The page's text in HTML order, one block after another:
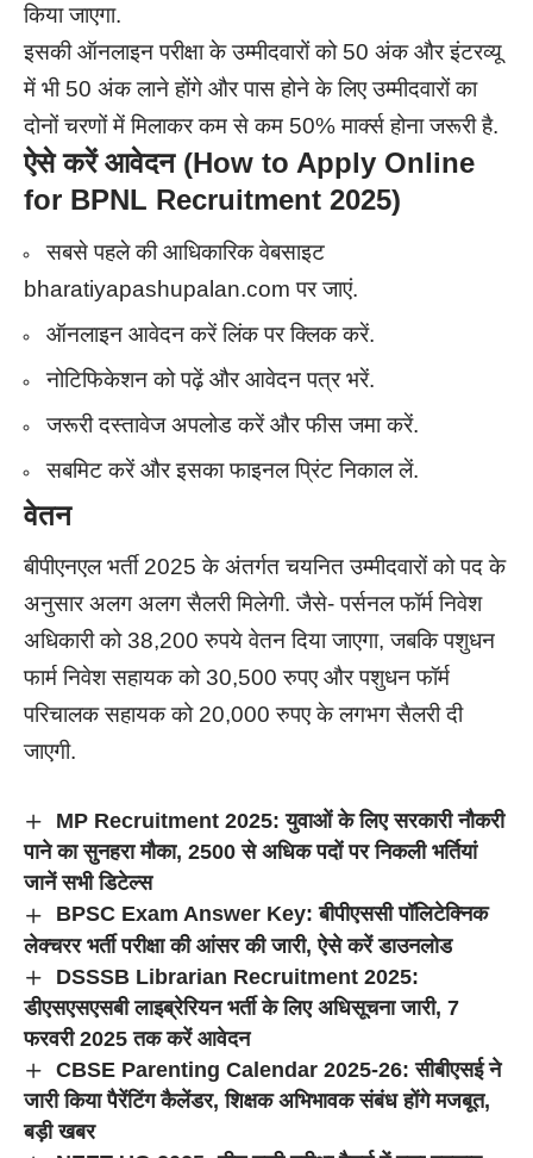
किया जाएगा.
इसकी ऑनलाइन परीक्षा के उम्मीदवारों को 50 अंक और इंटरव्यू
में भी 50 अंक लाने होंगे और पास होने के लिए उम्मीदवारों का
दोनों चरणों में मिलाकर कम से कम 50% मार्क्स होना जरूरी है.
ऐसे करें आवेदन (How to Apply Online
for BPNL Recruitment 2025)
सबसे पहले की आधिकारिक वेबसाइट
bharatiyapashupalan.com पर जाएं.
ऑनलाइन आवेदन करें लिंक पर क्लिक करें.
नोटिफिकेशन को पढ़ें और आवेदन पत्र भरें.
जरूरी दस्तावेज अपलोड करें और फीस जमा करें.
सबमिट करें और इसका फाइनल प्रिंट निकाल लें.
वेतन
बीपीएनएल भर्ती 2025 के अंतर्गत चयनित उम्मीदवारों को पद के
अनुसार अलग अलग सैलरी मिलेगी. जैसे- पर्सनल फॉर्म निवेश
अधिकारी को 38,200 रुपये वेतन दिया जाएगा, जबकि पशुधन
फार्म निवेश सहायक को 30,500 रुपए और पशुधन फॉर्म
परिचालक सहायक को 20,000 रुपए के लगभग सैलरी दी
जाएगी.
MP Recruitment 2025: युवाओं के लिए सरकारी नौकरी
पाने का सुनहरा मौका, 2500 से अधिक पदों पर निकली भर्तियां
जानें सभी डिटेल्स
BPSC Exam Answer Key: बीपीएससी पॉलिटेक्निक
लेक्चरर भर्ती परीक्षा की आंसर की जारी, ऐसे करें डाउनलोड
DSSSB Librarian Recruitment 2025:
डीएसएसएसबी लाइब्रेरियन भर्ती के लिए अधिसूचना जारी, 7
फरवरी 2025 तक करें आवेदन
CBSE Parenting Calendar 2025-26: सीबीएसई ने
जारी किया पैरेंटिंग कैलेंडर, शिक्षक अभिभावक संबंध होंगे मजबूत,
बड़ी खबर